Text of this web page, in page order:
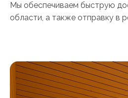
Мы обеспечиваем быструю
области, а также отправку в
Cогласие на обработку персональных
Политика обработки персональных
Доставка и
Сотрудничество